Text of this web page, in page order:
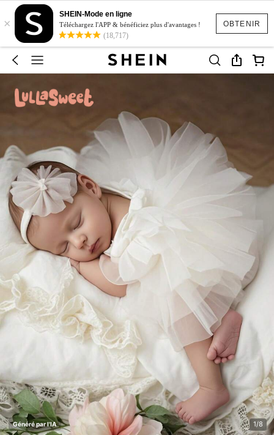
OBTENIR
×
SHEIN-Mode en ligne
Téléchargez l'APP & bénéficiez plus d'avantages !
(18,717)
Généré par l'IA 1/8